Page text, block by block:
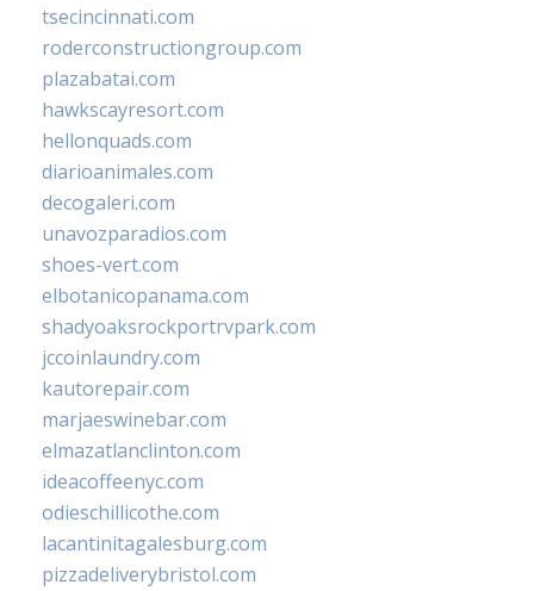
tsecincinnati.com
roderconstructiongroup.com
plazabatai.com
hawkscayresort.com
hellonquads.com
diarioanimales.com
decogaleri.com
unavozparadios.com
shoes-vert.com
elbotanicopanama.com
shadyoaksrockportrvpark.com
jccoinlaundry.com
kautorepair.com
marjaeswinebar.com
elmazatlanclinton.com
ideacoffeenyc.com
odieschillicothe.com
lacantinitagalesburg.com
pizzadeliverybristol.com